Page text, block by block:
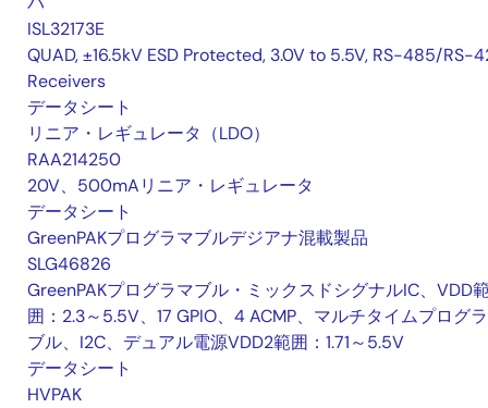
ISL32173E
QUAD, ±16.5kV ESD Protected, 3.0V to 5.5V, RS-485/RS-
Receivers
データシート
リニア・レギュレータ（LDO）
RAA214250
20V、500mAリニア・レギュレータ
データシート
GreenPAKプログラマブルデジアナ混載製品
SLG46826
GreenPAKプログラマブル・ミックスドシグナルIC、VDD
囲：2.3～5.5V、17 GPIO、4 ACMP、マルチタイムプログ
ブル、I2C、デュアル電源VDD2範囲：1.71～5.5V
データシート
HVPAK